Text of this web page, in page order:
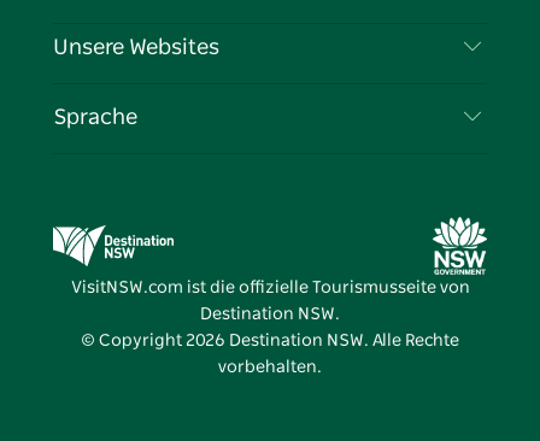
Cookie-Hinweis
Veranstaltungen
Reiseinformationen
Unternehmen in NSW
Unsere Websites
Destination NSW Medienzentrum
Vivid Sydney
Sprache
VisitNSW.com ist die offizielle Tourismusseite von
Destination NSW.
© Copyright 2026 Destination NSW. Alle Rechte
vorbehalten.